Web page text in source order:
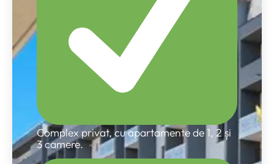
Complex privat, cu apartamente de 1, 2 și
3 camere.